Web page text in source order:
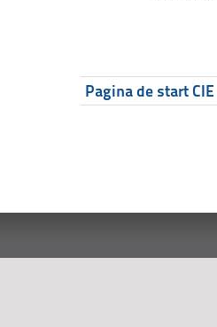
Pagina de start CIE